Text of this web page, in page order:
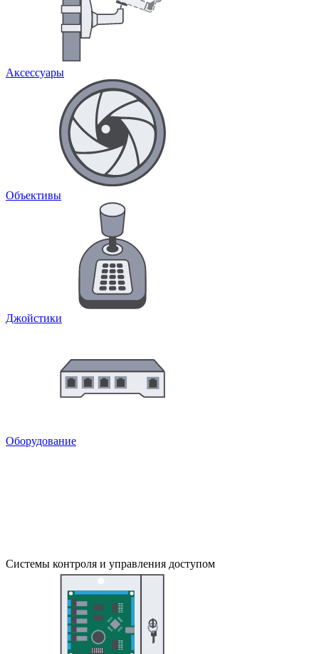
Аксессуары
Объективы
Джойстики
Оборудование
Системы контроля и управления доступом